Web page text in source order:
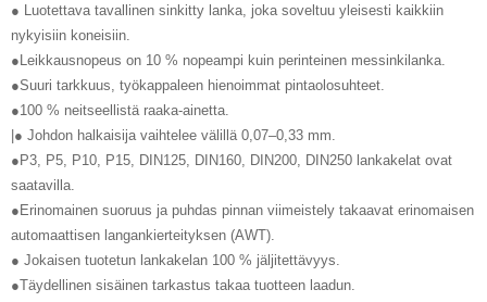
● Luotettava tavallinen sinkitty lanka, joka soveltuu yleisesti kaikkiin
nykyisiin koneisiin.
●Leikkausnopeus on 10 % nopeampi kuin perinteinen messinkilanka.
●Suuri tarkkuus, työkappaleen hienoimmat pintaolosuhteet.
●100 % neitseellistä raaka-ainetta.
|● Johdon halkaisija vaihtelee välillä 0,07–0,33 mm.
●P3, P5, P10, P15, DIN125, DIN160, DIN200, DIN250 lankakelat ovat
saatavilla.
●Erinomainen suoruus ja puhdas pinnan viimeistely takaavat erinomaisen
automaattisen langankierteityksen (AWT).
● Jokaisen tuotetun lankakelan 100 % jäljitettävyys.
●Täydellinen sisäinen tarkastus takaa tuotteen laadun.